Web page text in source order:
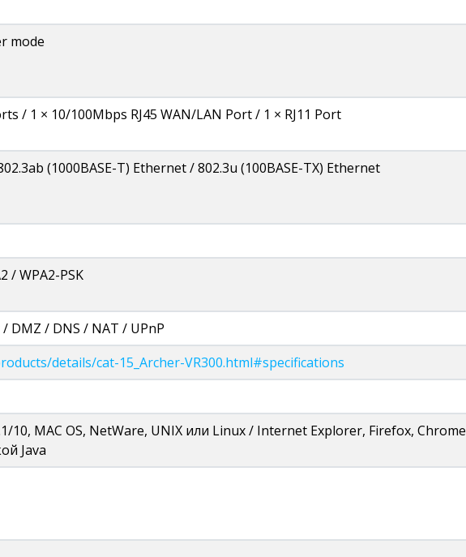
mode
/ 1 × 10/100Mbps RJ45 WAN/LAN Port / 1 × RJ11 Port
(1000BASE-T) Ethernet / 802.3u (100BASE-TX) Ethernet
/ WPA2-PSK
DMZ / DNS / NAT / UPnP
details/cat-15_Archer-VR300.html#specifications
10, MAC OS, NetWare, UNIX или Linux / Internet Explorer, Firefox,
Java